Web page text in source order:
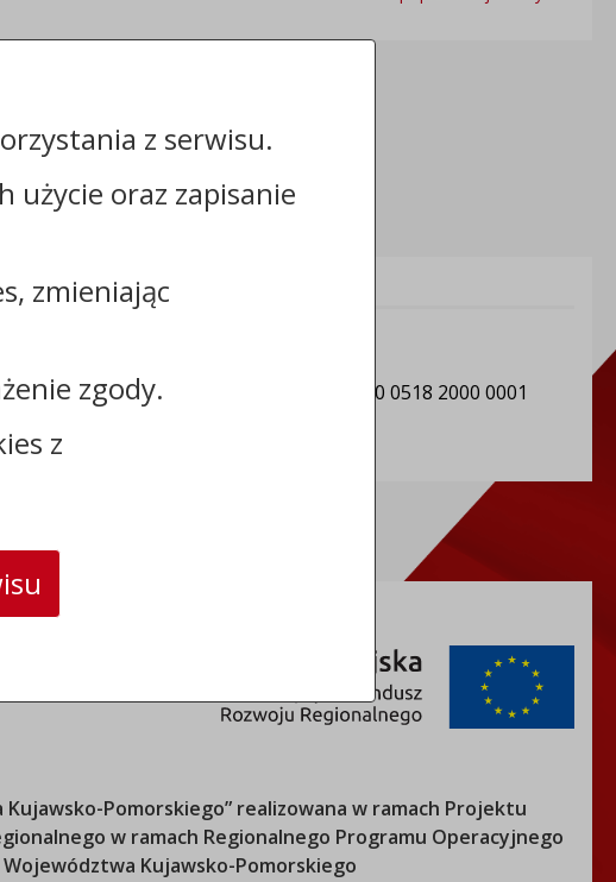
Informacje dodatkowe:
Numer konta: 14 9557 1032 0000 0518 2000 0001
Pomorskiego” realizowana w ramach Projektu
w ramach Regionalnego Programu Operacyjnego
Województwa Kujawsko-Pomorskiego
z serwisu.
użycie oraz zapisanie
zmieniając
zgody.
z